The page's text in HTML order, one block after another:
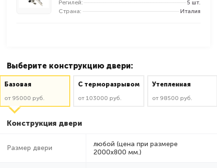
Регилей:
5 шт.
Страна:
Италия
Выберите конструкцию двери:
Базовая
от 95000 руб.
C терморазрывом
от 103000 руб.
Утепленная
от 98500 руб.
Конструкция двери
Размер двери
любой (цена при размере
2000x800 мм.)